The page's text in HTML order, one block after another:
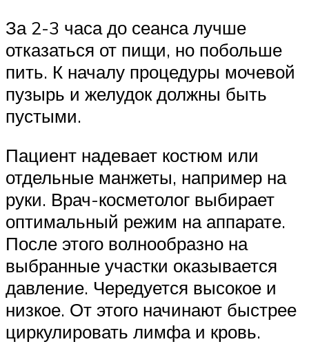
За 2-3 часа до сеанса лучше
отказаться от пищи, но побольше
пить. К началу процедуры мочевой
пузырь и желудок должны быть
пустыми.
Пациент надевает костюм или
отдельные манжеты, например на
руки. Врач-косметолог выбирает
оптимальный режим на аппарате.
После этого волнообразно на
выбранные участки оказывается
давление. Чередуется высокое и
низкое. От этого начинают быстрее
циркулировать лимфа и кровь.